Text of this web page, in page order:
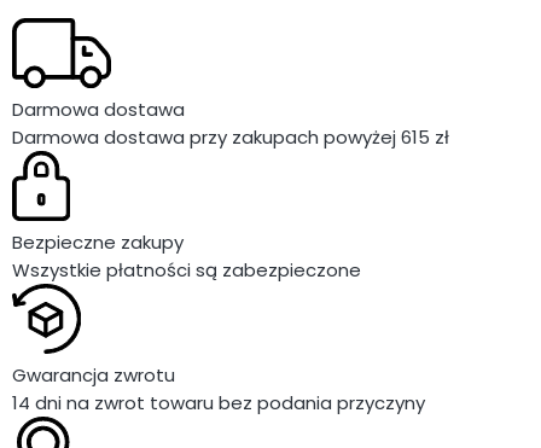
Darmowa dostawa
Darmowa dostawa przy zakupach powyżej 615 zł
Bezpieczne zakupy
Wszystkie płatności są zabezpieczone
Gwarancja zwrotu
14 dni na zwrot towaru bez podania przyczyny